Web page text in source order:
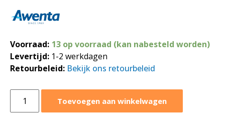
Voorraad: 13 op voorraad (kan nabesteld worden)
Levertijd: 1-2 werkdagen
Retourbeleid: Bekijk ons retourbeleid
Silent
Toevoegen aan winkelwagen